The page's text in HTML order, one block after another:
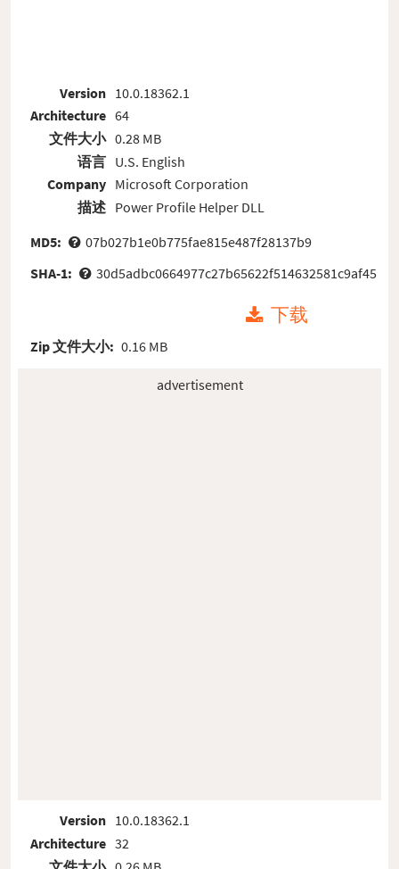
Version
Architecture
文件大小
语言
Company
描述
10.0.18362.1
64
0.28 MB
U.S. English
Microsoft Corporation
Power Profile Helper DLL
MD5:
07b027b1e0b775fae815e487f28137b9
SHA-1:
30d5adbc0664977c27b65622f514632581c9af45
下载
Zip 文件大小: 0.16 MB
advertisement
Version
Architecture
10.0.18362.1
32